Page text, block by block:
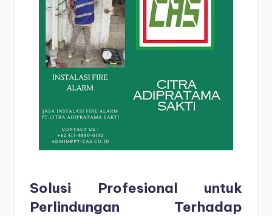
Solusi Profesional untuk
Perlindungan Terhadap